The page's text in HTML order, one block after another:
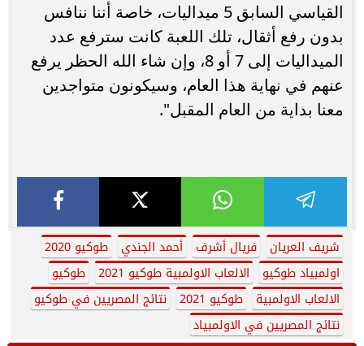
القياسي السابق 5 ميداليات، خاصة أننا ننافس
بدون رفع أثقال، تلك اللعبة كانت سترفع عدد
الميداليات إلى 7 أو 8، وإن شاء الله الحظر يرفع
عنهم في نهاية هذا العام، وسيكونون متواجدين
معنا بداية من العام المقبل".
شريف العريان فريال أشرف أحمد الجندي
طوكيو 2020
اولمبياد طوكيو
الالعاب الاولمبية طوكيو 2021
طوكيو
الالعاب الاولمبية
طوكيو 2021
نتائج المصريين في طوكيو
نتائج المصريين في الاولمبياد